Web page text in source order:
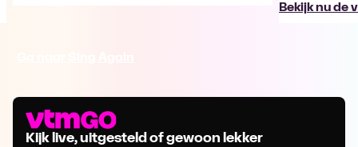
Bekijk nu de
Kijk live, uitgesteld of gewoon lekker